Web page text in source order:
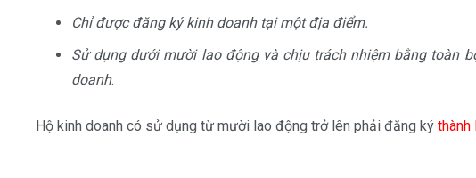
Chỉ được đăng ký kinh doanh tại một địa điểm.
Sử dụng dưới mười lao động và chịu trách nhiệm bằng toàn
doanh.
Hộ kinh doanh có sử dụng từ mười lao động trở lên phải đăng ký thành